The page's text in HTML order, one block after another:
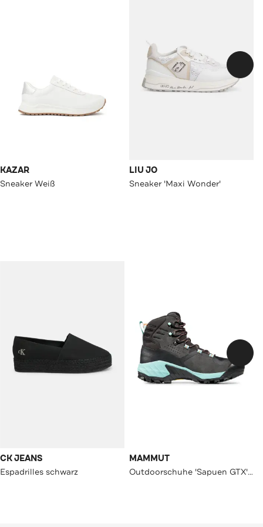
KAZAR
Sneaker Weiß
LIU JO
Sneaker 'Maxi Wonder'
CK JEANS
Espadrilles schwarz
MAMMUT
Outdoorschuhe 'Sapuen GTX' zweifarbig